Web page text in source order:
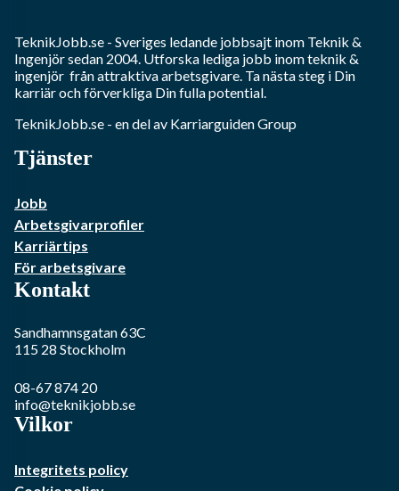
TeknikJobb.se - Sveriges ledande jobbsajt inom Teknik &
Ingenjörsedan 2004. Utforska lediga jobb inomteknik &
ingenjör från attraktiva arbetsgivare. Ta nästa steg i Din
karriär och förverkliga Din fulla potential.
TeknikJobb.se - en del av Karriarguiden Group
Tjänster
Jobb
Arbetsgivarprofiler
Karriärtips
För arbetsgivare
Kontakt
Sandhamnsgatan 63C
115 28 Stockholm
08-67 874 20
info@teknikjobb.se
Vilkor
Integritets policy